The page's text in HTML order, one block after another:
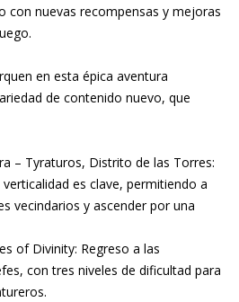
con nuevas recompensas y mejoras
en esta épica aventura
de contenido nuevo, que
– Tyraturos, Distrito de las Torres:
es clave, permitiendo a
vecindarios y ascender por una
of Divinity: Regreso a las
con tres niveles de dificultad para